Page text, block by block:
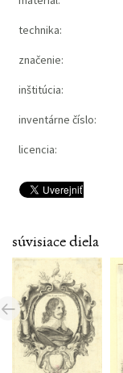
technika:
značenie:
inštitúcia:
inventárne číslo:
licencia:
súvisiace diela